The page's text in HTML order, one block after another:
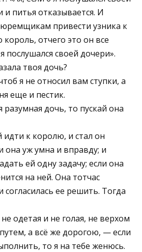
питья отказывается. И
привести узника к
король, отчего это он все
послушался своей дочери».
твоя дочь?
я не относил вам ступки, а
еще и пестик.
разумная дочь, то пускай она
к королю, и стал он
она уж умна и вправду; и
ей одну задачу; если она
на ней. Она тотчас
согласилась ее решить. Тогда
одетая и не голая, не верхом
а всё же дорогою, — если
то я на тебе женюсь.